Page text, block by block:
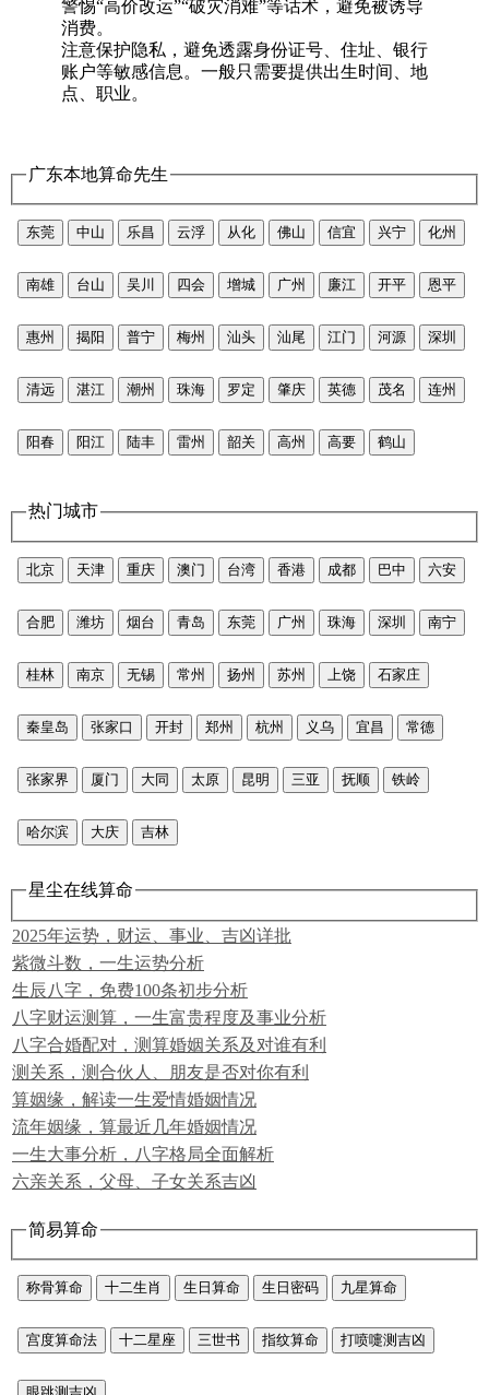
警惕“高价改运”“破灾消难”等话术，避免被诱导
消费。
注意保护隐私，避免透露身份证号、住址、银行
账户等敏感信息。一般只需要提供出生时间、地
点、职业。
广东本地算命先生
东莞 中山 乐昌 云浮 从化 佛山 信宜 兴宁 化州
南雄 台山 吴川 四会 增城 广州 廉江 开平 恩平
惠州 揭阳 普宁 梅州 汕头 汕尾 江门 河源 深圳
清远 湛江 潮州 珠海 罗定 肇庆 英德 茂名 连州
阳春 阳江 陆丰 雷州 韶关 高州 高要 鹤山
热门城市
北京 天津 重庆 澳门 台湾 香港 成都 巴中 六安
合肥 潍坊 烟台 青岛 东莞 广州 珠海 深圳 南宁
桂林 南京 无锡 常州 扬州 苏州 上饶 石家庄
秦皇岛 张家口 开封 郑州 杭州 义乌 宜昌 常德
张家界 厦门 大同 太原 昆明 三亚 抚顺 铁岭
哈尔滨 大庆 吉林
星尘在线算命
2025年运势，财运、事业、吉凶详批
紫微斗数，一生运势分析
生辰八字，免费100条初步分析
八字财运测算，一生富贵程度及事业分析
八字合婚配对，测算婚姻关系及对谁有利
测关系，测合伙人、朋友是否对你有利
算姻缘，解读一生爱情婚姻情况
流年姻缘，算最近几年婚姻情况
一生大事分析，八字格局全面解析
六亲关系，父母、子女关系吉凶
简易算命
称骨算命 十二生肖 生日算命 生日密码 九星算命
宫度算命法 十二星座 三世书 指纹算命 打喷嚏测吉凶